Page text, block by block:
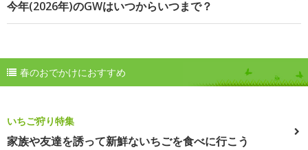
今年(2026年)のGWはいつからいつまで？
春のおでかけにおすすめ
いちご狩り特集
家族や友達を誘って新鮮ないちごを食べに行こう